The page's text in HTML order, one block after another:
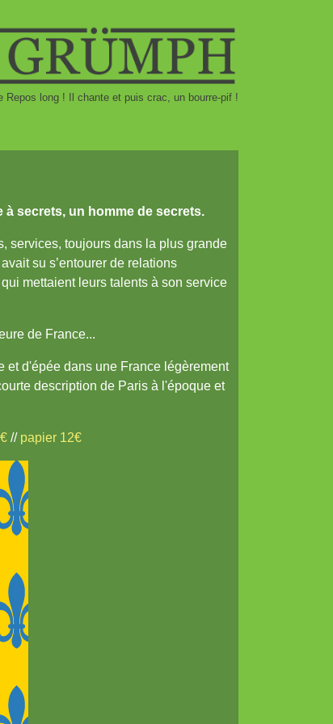
Repos long ! Il chante et puis crac, un bourre-pif !
à secrets, un homme de secrets.
services, toujours dans la plus grande
su s’entourer de relations
mettaient leurs talents à son service
de France...
et d'épée dans une France légèrement
description de Paris à l'époque et
// papier 12€